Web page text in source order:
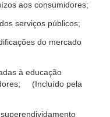
aos consumidores;
serviços públicos;
do mercado
à educação
(Incluído pela